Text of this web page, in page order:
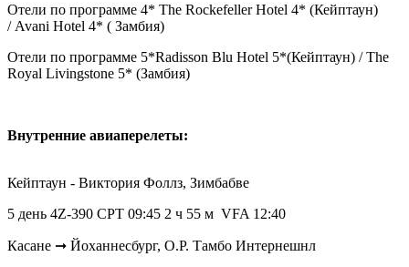
Отели по программе 4* The Rockefeller Hotel 4* (Кейптаун)
/ Avani Hotel 4* ( Замбия)
Отели по программе 5*Radisson Blu Hotel 5*(Кейптаун) / The
Royal Livingstone 5* (Замбия)
Внутренние авиаперелеты:
Кейптаун - Виктория Фоллз, Зимбабве
5 день 4Z-390 CPT 09:45 2 ч 55 м VFA 12:40
Касане ➞ Йоханнесбург, О.Р. Тамбо Интернешнл